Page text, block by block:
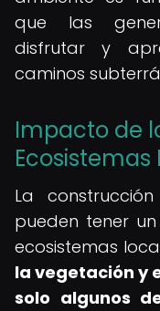
que las
disfrutar y
caminos
Impacto de
Ecosistemas
La
pueden tener
ecosistemas
la vegetación y
solo algunos